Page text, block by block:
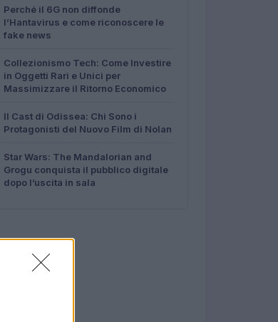
Perché il 6G non diffonde
l’Hantavirus e come riconoscere le
fake news
Collezionismo Tech: Come Investire
in Oggetti Rari e Unici per
Massimizzare il Ritorno Economico
Il Cast di Odissea: Chi Sono i
Protagonisti del Nuovo Film di Nolan
Star Wars: The Mandalorian and
Grogu conquista il pubblico digitale
dopo l’uscita in sala